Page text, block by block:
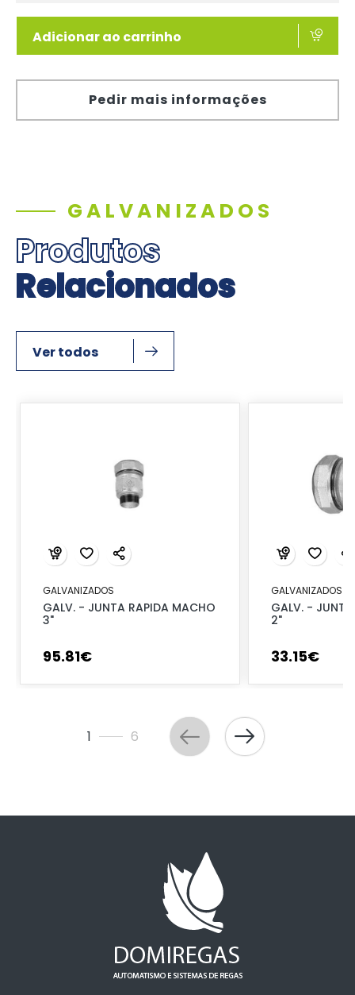
Adicionar ao carrinho
Pedir mais informações
GALVANIZADOS
Produtos
Relacionados
Ver todos
GALVANIZADOS
GALV. - JUNTA RAPIDA MACHO
3"
95.81€
GALVANIZADOS
GALV. - JUNTA
2"
33.15€
1 6